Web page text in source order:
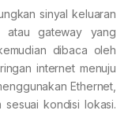
sinyal keluaran
atau gateway yang
dibaca oleh
internet menuju
Ethernet,
kondisi lokasi.